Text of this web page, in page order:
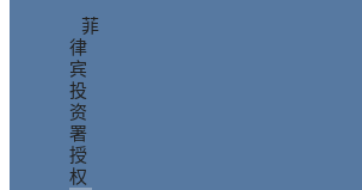
菲
律
宾
投
资
署
授
权